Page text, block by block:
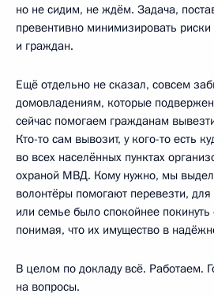
но не сидим, не ждём. Задача,
превентивно минимизировать
и граждан.
Ещё отдельно не сказал, совсем
домовладениям, которые
сейчас помогаем гражданам
Кто-то сам вывозит, у кого-то есть
во всех населённых пунктах
охраной МВД. Кому нужно, мы
волонтёры помогают перевезти, для
или семье было спокойнее
понимая, что их имущество в
В целом по докладу всё. Работаем.
на вопросы.